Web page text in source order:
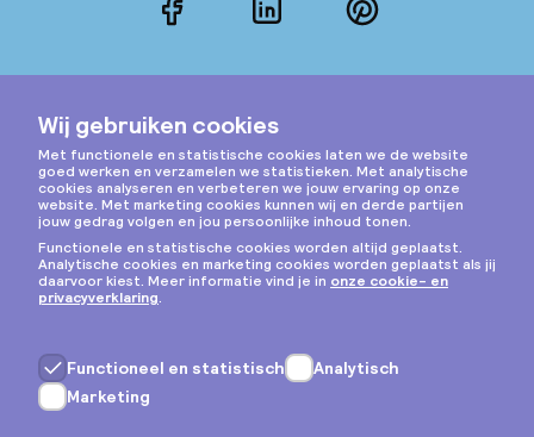
FacebookLinkedInPinterest
Instagram
Privacy & cookies
Algemene voorwaarden